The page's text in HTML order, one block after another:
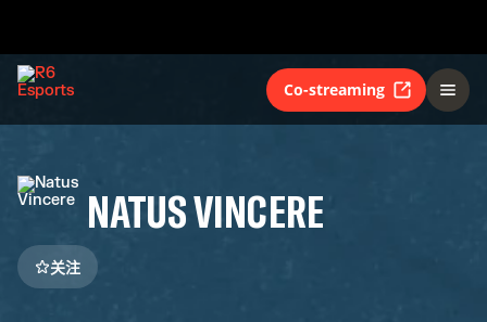
Co-streaming
NATUS VINCERE
关注